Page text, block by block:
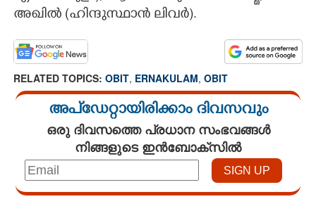
അഖിൽ (ഹിന്ദുസ്ഥാൻ ലിവർ).
RELATED TOPICS: OBIT, ERNAKULAM, OBIT
അപ്ഡേറ്റായിരിക്കാം ദിവസവും
ഒരു ദിവസത്തെ പ്രധാന സംഭവങ്ങൾ
നിങ്ങളുടെ ഇൻബോക്സിൽ